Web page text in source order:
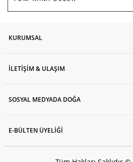
KURUMSAL
İLETİŞİM & ULAŞIM
SOSYAL MEDYADA DOĞA
E-BÜLTEN ÜYELİĞİ